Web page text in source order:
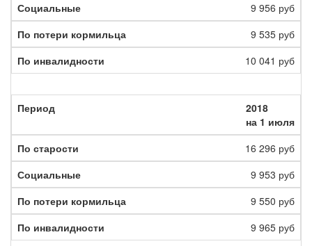
9 956 руб
9 535 руб
10 041 руб
2018
на 1 июля
16 296 руб
9 953 руб
9 550 руб
9 965 руб